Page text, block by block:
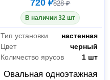
720 ₽828 ₽
В наличии 32 шт
Тип установки
настенная
Цвет
черный
Количество ярусов
1 шт
Овальная одноэтажная